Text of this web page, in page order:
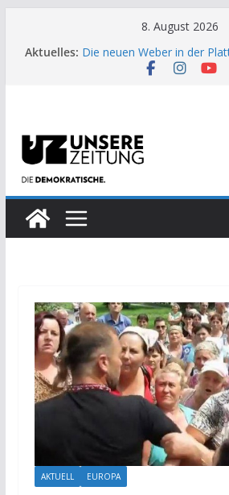
8. August 2026
Aktuelles: Die neuen Weber in der
Moment der Woche: Die
US-Wahl: Arzt aus Detroit
Dollar-Lobby
AKTUELL EUROPA